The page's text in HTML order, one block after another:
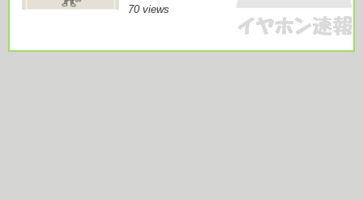
70 views